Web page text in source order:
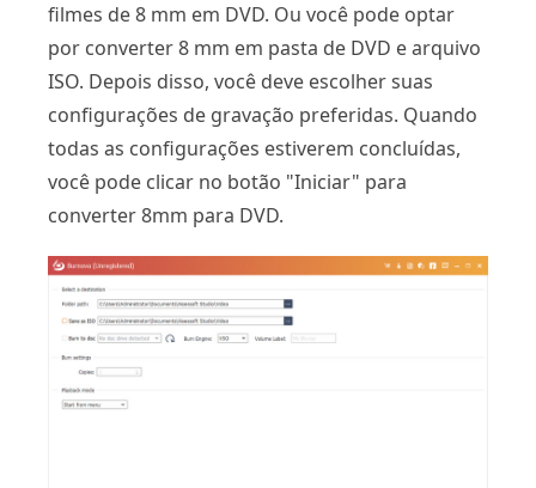
filmes de 8 mm em DVD. Ou você pode optar
por converter 8 mm em pasta de DVD e arquivo
ISO. Depois disso, você deve escolher suas
configurações de gravação preferidas. Quando
todas as configurações estiverem concluídas,
você pode clicar no botão "Iniciar" para
converter 8mm para DVD.